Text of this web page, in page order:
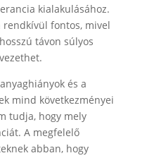
kialakulásához.
fontos, mivel
távon súlyos
és a
mind következményei
tudja, hogy mely
A megfelelő
abban, hogy